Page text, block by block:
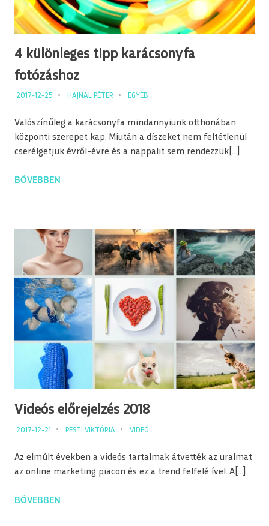
4 különleges tipp karácsonyfa
fotózáshoz
2017-12-25 HAJNAL PÉTER EGYÉB
Valószínűleg a karácsonyfa mindannyiunk otthonában
központi szerepet kap. Miután a díszeket nem feltétlenül
cserélgetjük évről-évre és a nappalit sem rendezzük[…]
BŐVEBBEN
Videós előrejelzés 2018
2017-12-21 PESTI VIKTÓRIA VIDEÓ
Az elmúlt években a videós tartalmak átvették az uralmat
az online marketing piacon és ez a trend felfelé ível. A[…]
BŐVEBBEN